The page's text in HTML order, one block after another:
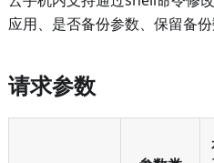
应用、是否备份参数、保留备
请求参数